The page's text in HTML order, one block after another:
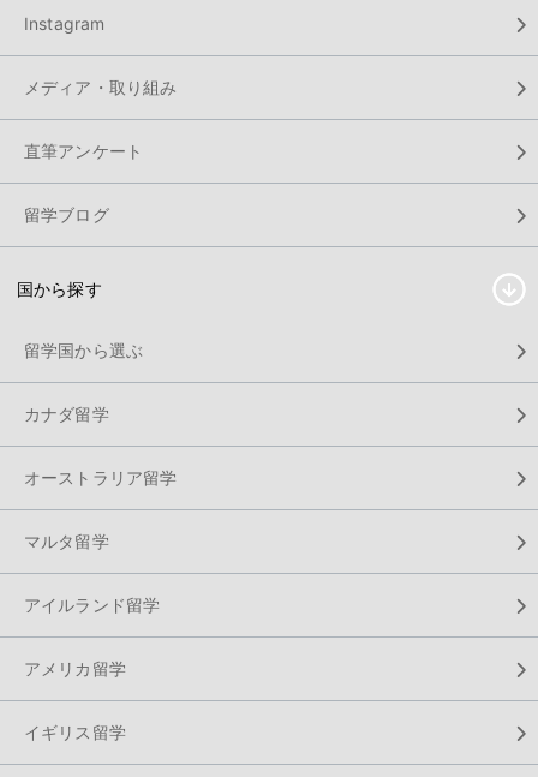
Instagram
メディア・取り組み
直筆アンケート
留学ブログ
国から探す
留学国から選ぶ
カナダ留学
オーストラリア留学
マルタ留学
アイルランド留学
アメリカ留学
イギリス留学